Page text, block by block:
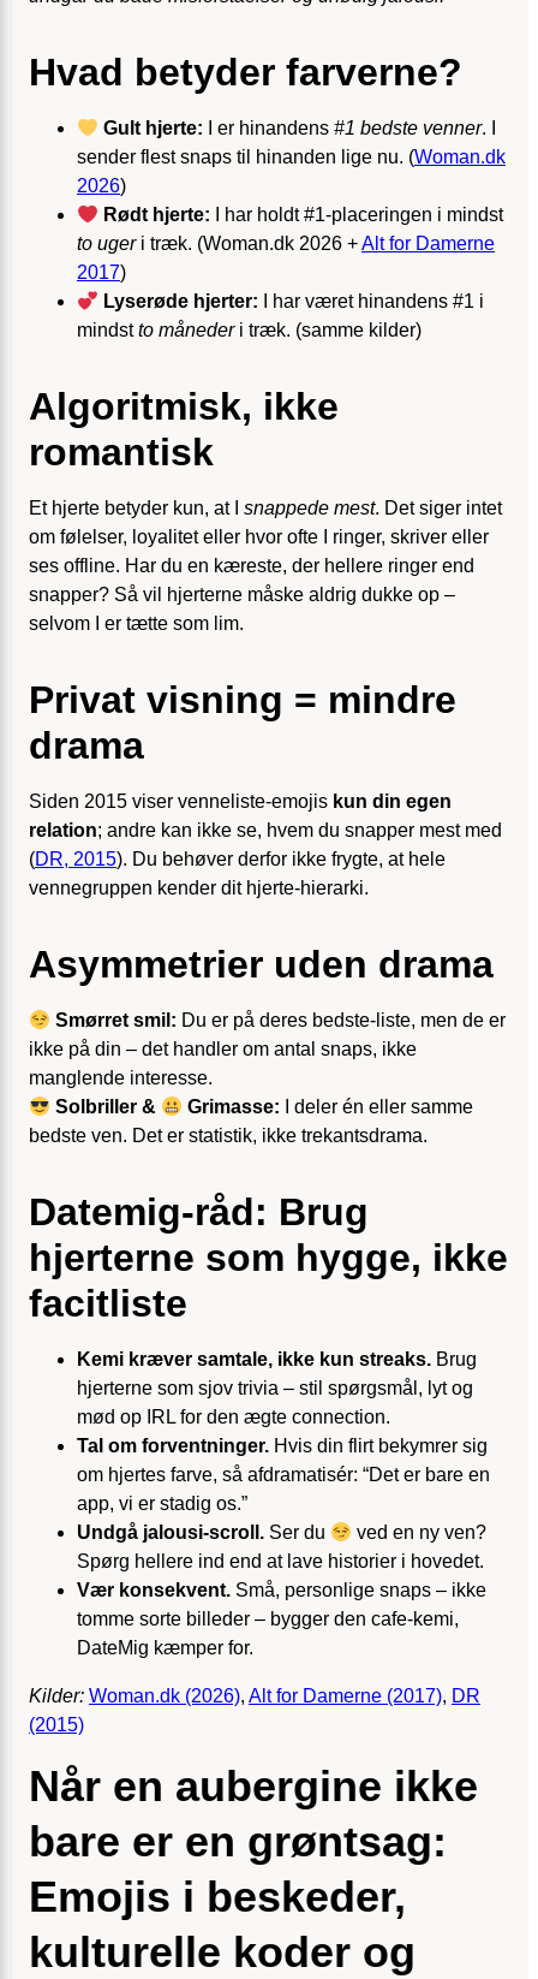
Hvad betyder farverne?
Gult hjerte: I er hinandens#1 bedste venner. I
sender flest snaps til hinanden lige nu. (Woman.dk
2026)
Rødt hjerte: I har holdt #1-placeringen i mindst
to ugeri træk. (Woman.dk 2026 +Alt for Damerne
2017)
Lyserøde hjerter: I har været hinandens #1 i
mindstto månederi træk. (samme kilder)
Algoritmisk, ikke
romantisk
Et hjerte betyder kun, at I snappede mest. Det siger intet
om følelser, loyalitet eller hvor ofte I ringer, skriver eller
ses offline. Har du en kæreste, der hellere ringer end
snapper? Så vil hjerterne måske aldrig dukke op –
selvom I er tætte som lim.
Privat visning = mindre
drama
Siden 2015 viser venneliste-emojis kun din egen
relation; andre kan ikke se, hvem du snapper mest med
(DR, 2015). Du behøver derfor ikke frygte, at hele
vennegruppen kender dit hjerte-hierarki.
Asymmetrier uden drama
Smørret smil: Du er på deres bedste-liste, men de er
ikke på din – det handler om antal snaps, ikke
manglende interesse.
Solbriller &
Grimasse: I deler én eller samme
bedste ven. Det er statistik, ikke trekantsdrama.
Datemig-råd: Brug
hjerterne som hygge, ikke
facitliste
Kemi kræver samtale, ikke kun streaks. Brug
hjerterne som sjov trivia – stil spørgsmål, lyt og
mød op IRL for den ægte connection.
Tal om forventninger. Hvis din flirt bekymrer sig
om hjertes farve, så afdramatisér: “Det er bare en
app, vi er stadig os.”
Undgå jalousi-scroll. Ser du
ved en ny ven?
Spørg hellere ind end at lave historier i hovedet.
Vær konsekvent. Små, personlige snaps – ikke
tomme sorte billeder – bygger den cafe-kemi,
DateMig kæmper for.
Kilder: Woman.dk (2026), Alt for Damerne (2017), DR
(2015)
Når en aubergine ikke
bare er en grøntsag:
Emojis i beskeder,
kulturelle koder og